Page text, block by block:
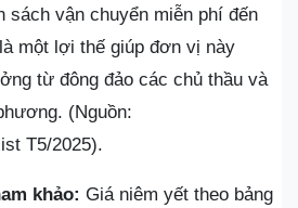
sách vận chuyển miễn phí đến
một lợi thế giúp đơn vị này
từ đông đảo các chủ thầu và
(Nguồn:
T5/2025).
khảo: Giá niêm yết theo bảng